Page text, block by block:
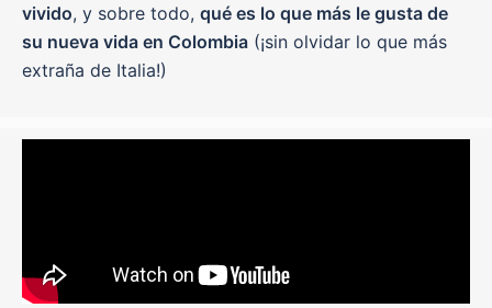
vivido, y sobre todo, qué es lo que más le gusta de
su nueva vida en Colombia (¡sin olvidar lo que más
extraña de Italia!)